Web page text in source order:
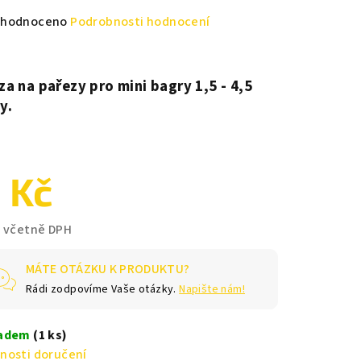
Podrobnosti hodnocení
na pařezypro mini bagry 1,5 - 4,5
včetně DPH
MÁTE OTÁZKU K PRODUKTU?
Rádi zodpovíme Vaše otázky.Napište nám!
(1 ks)
doručení